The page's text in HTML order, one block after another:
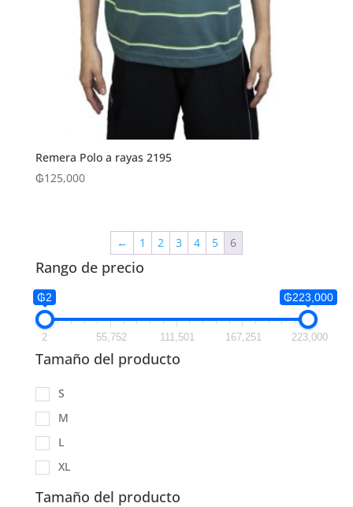
Remera Polo a rayas 2195
₲125,000
← 1 2 3 4 5 6
Rango de precio
₲2 ₲223,000
2 55,752 111,501 167,251 223,000
Tamaño del producto
S
M
L
XL
Tamaño del producto